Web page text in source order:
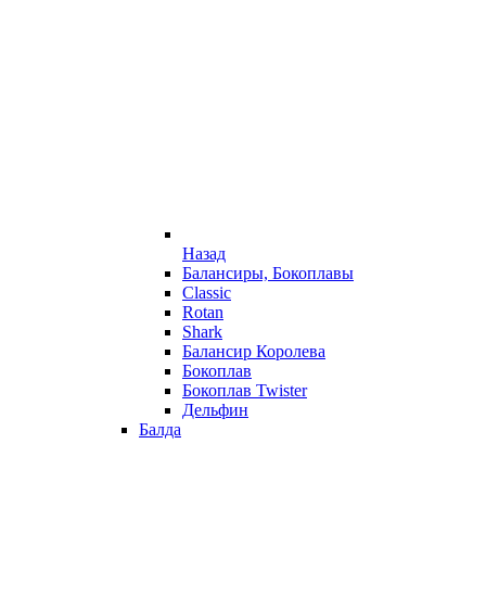
Назад
Балансиры, Бокоплавы
Classic
Rotan
Shark
Балансир Королева
Бокоплав
Бокоплав Twister
Дельфин
Балда